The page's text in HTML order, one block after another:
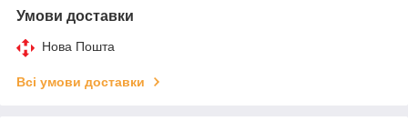
Умови доставки
Нова Пошта
Всі умови доставки